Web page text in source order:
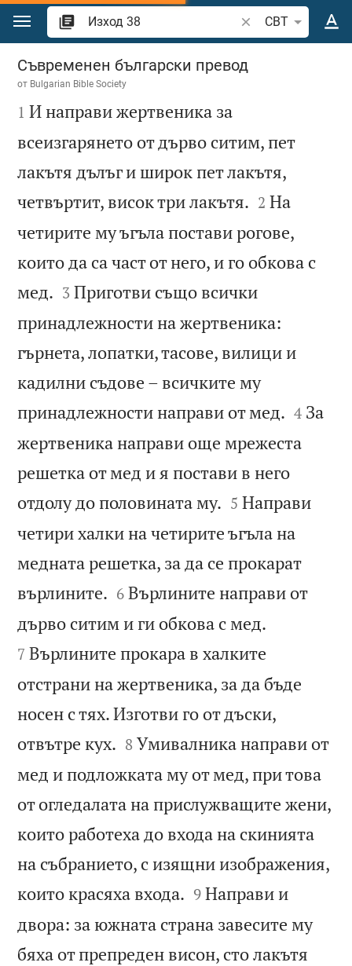
Преминете към съдържанието
Търсете стих или
CBT
Изход 38
Съвременен български превод
от Bulgarian Bible Society

1 И направи жертвеника за
всеизгарянето от дърво ситим, пет
лакътя дълъг и широк пет лакътя,
четвъртит, висок три лакътя. 

2 На
четирите му ъгъла постави рогове,
които да са част от него, и го обкова с
мед. 

3 Приготви също всички
принадлежности на жертвеника:
гърнета, лопатки, тасове, вилици и
кадилни съдове – всичките му
принадлежности направи от мед. 

4 За
жертвеника направи още мрежеста
решетка от мед и я постави в него
отдолу до половината му. 

5 Направи
четири халки на четирите ъгъла на
медната решетка, за да се прокарат
върлините. 

6 Върлините направи от
дърво ситим и ги обкова с мед.
7 Върлините прокара в халките
отстрани на жертвеника, за да бъде
носен с тях. Изготви го от дъски,
отвътре кух. 

8 Умивалника направи от
мед и подложката му от мед, при това
от огледалата на прислужващите жени,
които работеха до входа на скинията
на събранието, с изящни изображения,
които красяха входа. 

9 Направи и
двора: за южната страна завесите му
бяха от препреден висон, сто лакътя